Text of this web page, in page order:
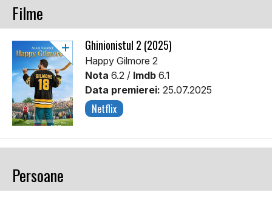
Filme
Ghinionistul 2 (2025)
Happy Gilmore 2
Nota 6.2 / Imdb 6.1
Data premierei: 25.07.2025
Netflix
Persoane